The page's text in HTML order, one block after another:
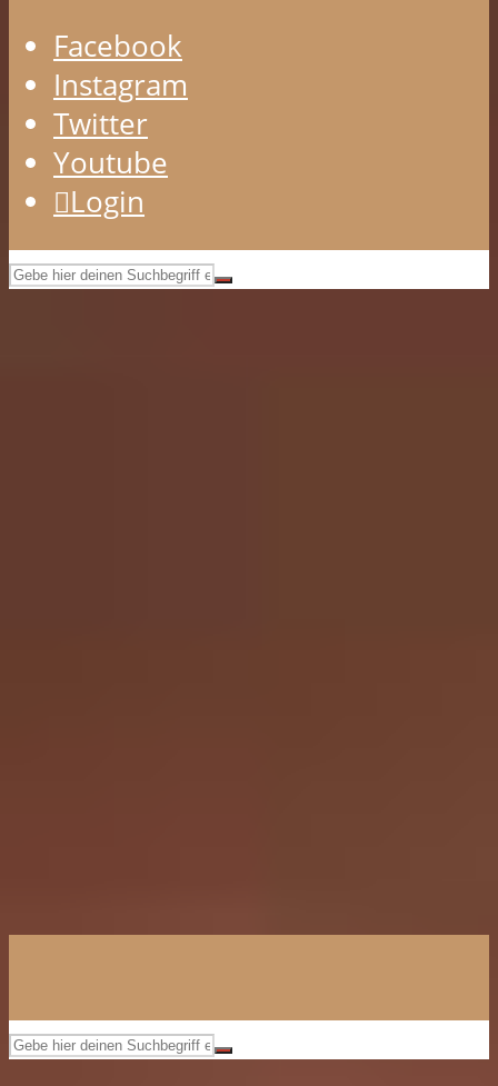
Facebook
Instagram
Twitter
Youtube
Login